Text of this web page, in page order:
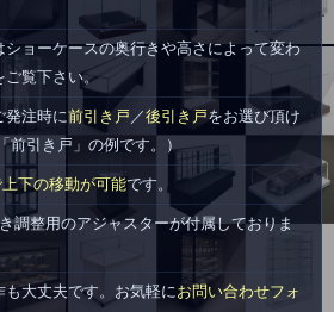
ョーケースの奥行きや高さによって変わ
ご覧下さい。
発注時に前引き戸 ／後引き戸をお選び頂け
前引き戸」の例です。）
下の移動が可能です。
調整用のアジャスターが付属しておりま
大丈夫です。お気軽にお問い合わせフォ